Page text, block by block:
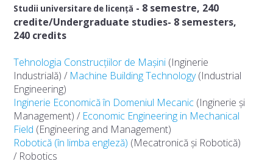
NOUTĂȚI
FACULTATE
Prezentarea facultății
Conducere
Documente operaționale
Hotărâri ale Consiliului FIMT
Comisiile Facultății IMT
Studii universitare de licență - 8 semestre, 240
credite/Undergraduate studies- 8 semesters,
240 credits
Tehnologia Construcțiilor de Mașini (Inginerie
Industrială) / Machine Building Technology(Industrial
Engineering)
Inginerie Economică în Domeniul Mecanic (Inginerie și
Management) / Economic Engineering in Mechanical
Field (Engineering and Management)
Robotică (în limba engleză) (Mecatronică și Robotică)
/ Robotics